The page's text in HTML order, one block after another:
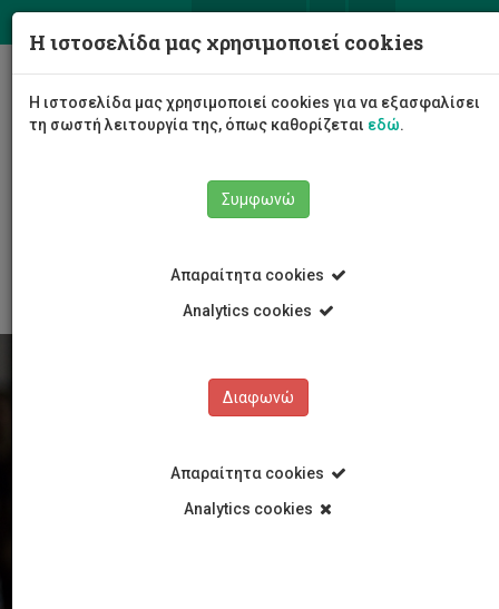
Η ιστοσελίδα μας χρησιμοποιεί cookies
Η ιστοσελίδα μας χρησιμοποιεί cookies για να εξασφαλίσει
τη σωστή λειτουργία της, όπως καθορίζεται εδώ.
Συμφωνώ
Απαραίτητα cookies
Analytics cookies
Διαφωνώ
Απαραίτητα cookies
Analytics cookies